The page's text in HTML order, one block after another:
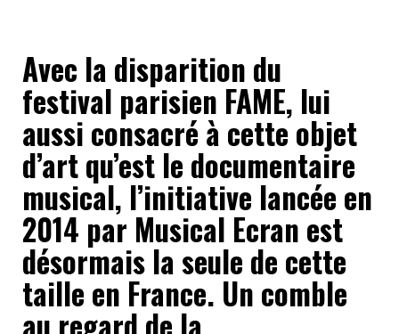
Avec la disparition du
festival parisien FAME, lui
aussi consacré à cette objet
d’art qu’est le documentaire
musical, l’initiative lancée en
2014 par Musical Ecran est
désormais la seule de cette
taille en France. Un comble
au regard de la